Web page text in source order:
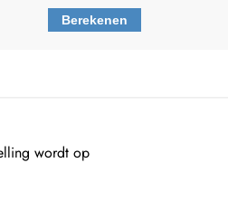
Berekenen
wordt op